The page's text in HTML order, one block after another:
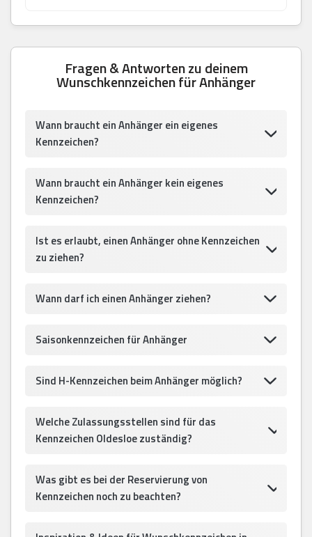
Fragen & Antworten zu deinem
Wunschkennzeichen für Anhänger
Wann braucht ein Anhänger ein eigenes
Kennzeichen?
Wann braucht ein Anhänger kein eigenes
Kennzeichen?
Ist es erlaubt, einen Anhänger ohne Kennzeichen
zu ziehen?
Wann darf ich einen Anhänger ziehen?
Saisonkennzeichen für Anhänger
Sind H-Kennzeichen beim Anhänger möglich?
Welche Zulassungsstellen sind für das
Kennzeichen Oldesloe zuständig?
Was gibt es bei der Reservierung von
Kennzeichen noch zu beachten?